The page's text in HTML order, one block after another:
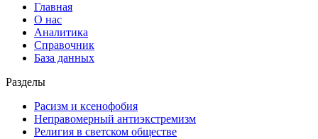
Главная
О нас
Аналитика
Справочник
База данных
Разделы
Расизм и ксенофобия
Неправомерный антиэкстремизм
Религия в светском обществе